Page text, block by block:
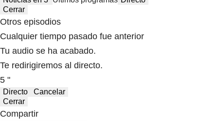
Cerrar
Otros episodios
Cualquier tiempo pasado fue anterior
Tu audio se ha acabado.
Te redirigiremos al directo.
5 "
Directo
Cancelar
Cerrar
Compartir